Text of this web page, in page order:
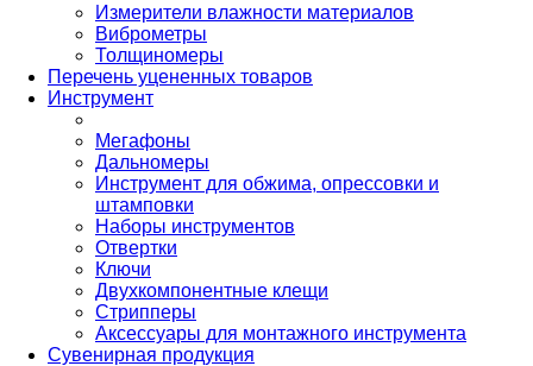
Измерители влажности материалов
Виброметры
Толщиномеры
Перечень уцененных товаров
Инструмент
Мегафоны
Дальномеры
Инструмент для обжима, опрессовки и
штамповки
Наборы инструментов
Отвертки
Ключи
Двухкомпонентные клещи
Стрипперы
Аксессуары для монтажного инструмента
Сувенирная продукция